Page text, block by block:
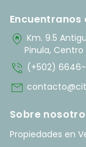
Encuentranos
home_pin Km. 9.5
Pinula, Centro
phone_in_talk (+502)
mail
Sobre
Propiedades en